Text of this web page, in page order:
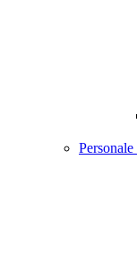
Personale